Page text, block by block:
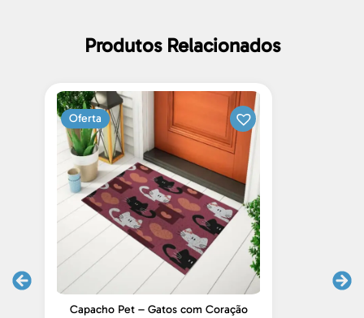
Produtos Relacionados
Oferta
Capacho Pet – Gatos com Coração